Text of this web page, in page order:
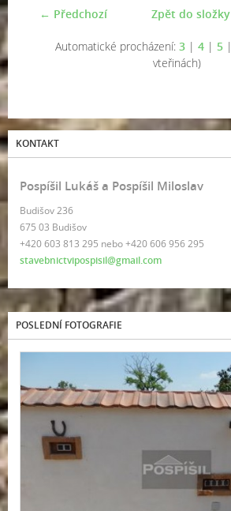
← Předchozí Zpět do složky
Automatické procházení: 3 | 4 | 5 |
vteřinách)
KONTAKT
Pospíšil Lukáš a Pospíšil Miloslav
Budišov 236
675 03 Budišov
+420 603 813 295 nebo +420 606 956 295
stavebnictvipospisil@gmail.com
POSLEDNÍ FOTOGRAFIE